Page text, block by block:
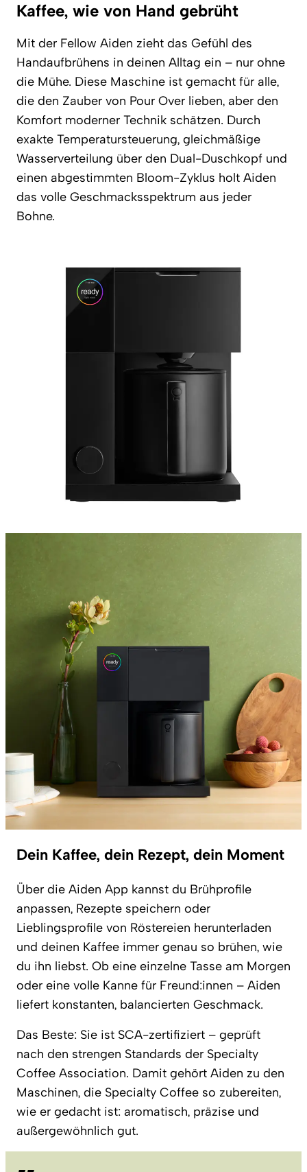
Kaffee, wie von Hand gebrüht
Mit der Fellow Aiden zieht das Gefühl des
Handaufbrühens in deinen Alltag ein – nur ohne
die Mühe. Diese Maschine ist gemacht für alle,
die den Zauber von Pour Over lieben, aber den
Komfort moderner Technik schätzen. Durch
exakte Temperatursteuerung, gleichmäßige
Wasserverteilung über den Dual-Duschkopf und
einen abgestimmten Bloom-Zyklus holt Aiden
das volle Geschmacksspektrum aus jeder
Bohne.
Dein Kaffee, dein Rezept, dein Moment
Über die Aiden App kannst du Brühprofile
anpassen, Rezepte speichern oder
Lieblingsprofile von Röstereien herunterladen
und deinen Kaffee immer genau so brühen, wie
du ihn liebst. Ob eine einzelne Tasse am Morgen
oder eine volle Kanne für Freund:innen – Aiden
liefert konstanten, balancierten Geschmack.
Das Beste: Sie ist SCA-zertifiziert – geprüft
nach den strengen Standards der Specialty
Coffee Association. Damit gehört Aiden zu den
Maschinen, die Specialty Coffee so zubereiten,
wie er gedacht ist: aromatisch, präzise und
außergewöhnlich gut.